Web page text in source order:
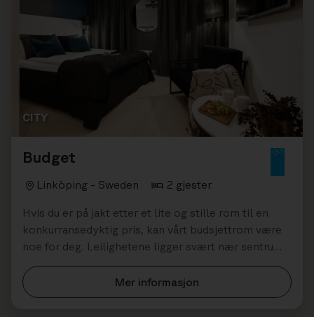
CITY
Budget
Linköping - Sweden 2 gjester
Hvis du er på jakt etter et lite og stille rom til en
konkurransedyktig pris, kan vårt budsjettrom være
noe for deg. Leilighetene ligger svært nær sentrum
og er et utmerk...
Mer informasjon